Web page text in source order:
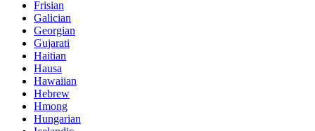
Frisian
Galician
Georgian
Gujarati
Haitian
Hausa
Hawaiian
Hebrew
Hmong
Hungarian